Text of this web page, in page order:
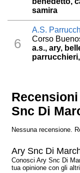
samira
6
A.S.
Corso
a.s., ary,
Snc Di
Nessuna recensione.
Ary Snc Di
Conosci Ary Snc Di
tua opinione con gli